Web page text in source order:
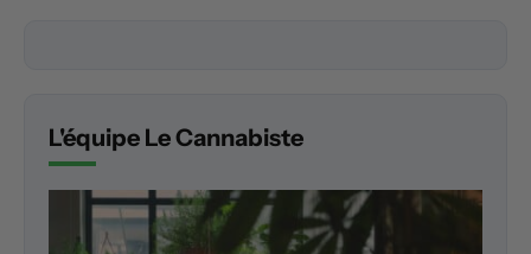
L'équipe Le Cannabiste